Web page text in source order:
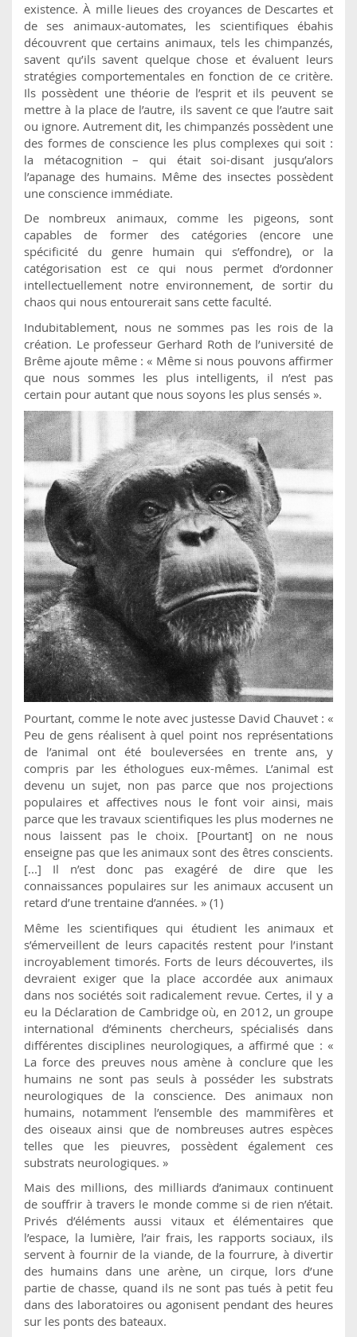
existence. À mille lieues des croyances de Descartes et
de ses animaux-automates, les scientifiques ébahis
découvrent que certains animaux, tels les chimpanzés,
savent qu’ils savent quelque chose et évaluent leurs
stratégies comportementales en fonction de ce critère.
Ils possèdent une théorie de l’esprit et ils peuvent se
mettre à la place de l’autre, ils savent ce que l’autre sait
ou ignore. Autrement dit, les chimpanzés possèdent une
des formes de conscience les plus complexes qui soit :
la métacognition – qui était soi-disant jusqu’alors
l’apanage des humains. Même des insectes possèdent
une conscience immédiate.
De nombreux animaux, comme les pigeons, sont
capables de former des catégories (encore une
spécificité du genre humain qui s’effondre), or la
catégorisation est ce qui nous permet d’ordonner
intellectuellement notre environnement, de sortir du
chaos qui nous entourerait sans cette faculté.
Indubitablement, nous ne sommes pas les rois de la
création. Le professeur Gerhard Roth de l’université de
Brême ajoute même : « Même si nous pouvons affirmer
que nous sommes les plus intelligents, il n’est pas
certain pour autant que nous soyons les plus sensés ».
Pourtant, comme le note avec justesse David Chauvet : «
Peu de gens réalisent à quel point nos représentations
de l’animal ont été bouleversées en trente ans, y
compris par les éthologues eux-mêmes. L’animal est
devenu un sujet, non pas parce que nos projections
populaires et affectives nous le font voir ainsi, mais
parce que les travaux scientifiques les plus modernes ne
nous laissent pas le choix. [Pourtant] on ne nous
enseigne pas que les animaux sont des êtres conscients.
[...] Il n’est donc pas exagéré de dire que les
connaissances populaires sur les animaux accusent un
retard d’une trentaine d’années. » (1)
Même les scientifiques qui étudient les animaux et
s’émerveillent de leurs capacités restent pour l’instant
incroyablement timorés. Forts de leurs découvertes, ils
devraient exiger que la place accordée aux animaux
dans nos sociétés soit radicalement revue. Certes, il y a
eu la Déclaration de Cambridge où, en 2012, un groupe
international d’éminents chercheurs, spécialisés dans
différentes disciplines neurologiques, a affirmé que : «
La force des preuves nous amène à conclure que les
humains ne sont pas seuls à posséder les substrats
neurologiques de la conscience. Des animaux non
humains, notamment l’ensemble des mammifères et
des oiseaux ainsi que de nombreuses autres espèces
telles que les pieuvres, possèdent également ces
substrats neurologiques. »
Mais des millions, des milliards d’animaux continuent
de souffrir à travers le monde comme si de rien n’était.
Privés d’éléments aussi vitaux et élémentaires que
l’espace, la lumière, l’air frais, les rapports sociaux, ils
servent à fournir de la viande, de la fourrure, à divertir
des humains dans une arène, un cirque, lors d’une
partie de chasse, quand ils ne sont pas tués à petit feu
dans des laboratoires ou agonisent pendant des heures
sur les ponts des bateaux.